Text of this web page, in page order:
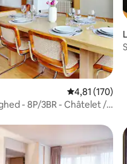
4,81 ud af 5 i
4,81 (170)
- 8P/3BR - Châtelet /